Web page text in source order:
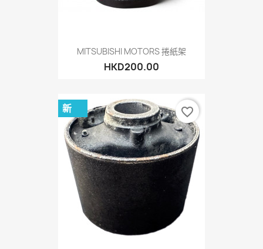
MITSUBISHI MOTORS 捲紙架
HKD200.00
新 favorite_border